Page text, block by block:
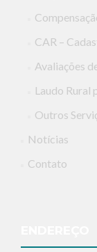
CAR –
Avaliações
Laudo Rural
Outros
Notícias
Contato